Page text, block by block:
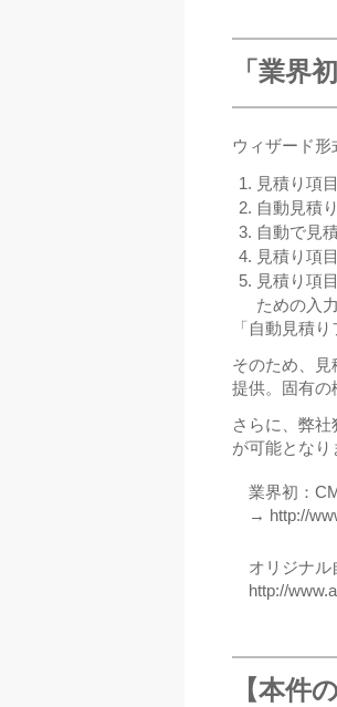
「業界
ウィザード形
見積り項
自動見積
自動で見
見積り項
見積り項
ための入
「自動見積
そのため、
提供。固有の
さらに、弊
が可能となり
業界初：
→ http://
オリジナル
http://
【本件